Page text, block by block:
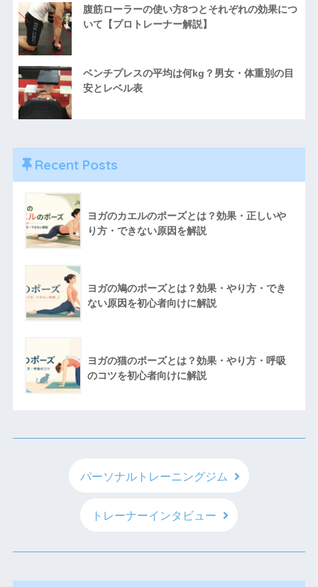
腹筋ローラーの使い方8つとそれぞれの効果につ
いて【プロトレーナー解説】
ベンチプレスの平均は何kg？男女・体重別の目
安とレベル表
Recent Posts
ヨガのカエルのポーズとは？効果・正しいや
り方・できない原因を解説
ヨガの鳩のポーズとは？効果・やり方・でき
ない原因を初心者向けに解説
ヨガの猫のポーズとは？効果・やり方・呼吸
のコツを初心者向けに解説
パーソナルトレーニングジム
トレーナーインタビュー